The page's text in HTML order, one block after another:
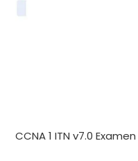
CCNA 1 ITN v7.0